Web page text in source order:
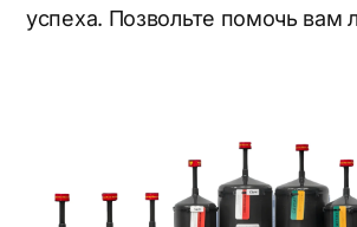
успеха. Позвольте помочь вам